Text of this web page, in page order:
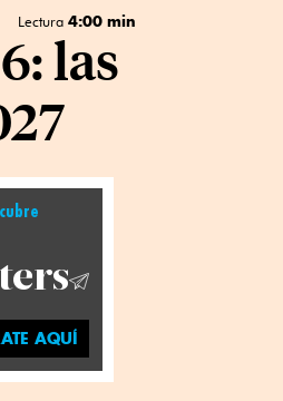
Lectura 4:00 min
las
AQUÍ